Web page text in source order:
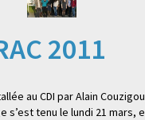
2011
au CDI par Alain
s’est tenu le lundi 21 mars,